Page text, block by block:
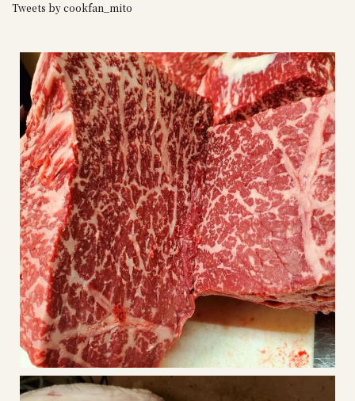
Tweets by cookfan_mito